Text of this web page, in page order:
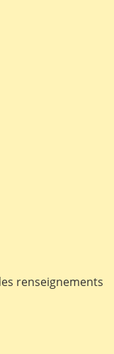
renseignements